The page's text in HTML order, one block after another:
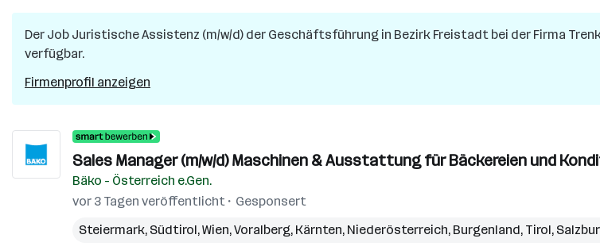
Jobs
Der Job Juristische Assistenz (m/w/d) der Geschäftsführung in Bezirk Freistadt bei der Firma
verfügbar.
Firmenprofil anzeigen
Sales Manager (m/w/d) Maschinen & Ausstattung für Bäckereien und
Bäko - Österreich e.Gen.
vor 3 Tagen veröffentlicht
Gesponsert
Steiermark, Südtirol,Wien,Voralberg, Kärnten, Niederösterreich, Burgenland, Tirol,